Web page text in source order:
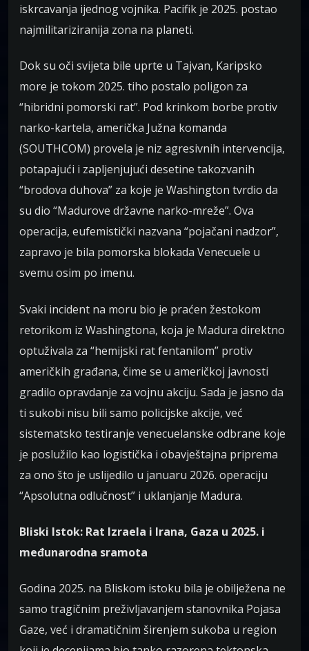
iskrcavanja ijednog vojnika. Pacifik je 2025. postao
najmilitariziranija zona na planeti.
Dok su oči svijeta bile uprte u Tajvan, Karipsko
more je tokom 2025. tiho postalo poligon za
“hibridni pomorski rat”. Pod krinkom borbe protiv
narko-kartela, američka Južna komanda
(SOUTHCOM) provela je niz agresivnih intervencija,
potapajući i zapljenjujući desetine takozvanih
“brodova duhova” za koje je Washington tvrdio da
su dio “Madurove državne narko-mreže”. Ova
operacija, eufemistički nazvana “pojačani nadzor”,
zapravo je bila pomorska blokada Venecuele u
svemu osim po imenu.
Svaki incident na moru bio je praćen žestokom
retorikom iz Washingtona, koja je Madura direktno
optuživala za “hemijski rat fentanilom” protiv
američkih građana, čime se u američkoj javnosti
gradilo opravdanje za vojnu akciju. Sada je jasno da
ti sukobi nisu bili samo policijske akcije, već
sistematsko testiranje venecuelanske odbrane koje
je poslužilo kao logistička i obavještajna priprema
za ono što je uslijedilo u januaru 2026. operaciju
“Apsolutna odlučnost” i uklanjanje Madura.
Bliski Istok: Rat Izraela i Irana, Gaza u 2025. i
međunarodna sramota
Godina 2025. na Bliskom istoku bila je obilježena ne
samo tragičnim preživljavanjem stanovnika Pojasa
Gaze, već i dramatičnim širenjem sukoba u region